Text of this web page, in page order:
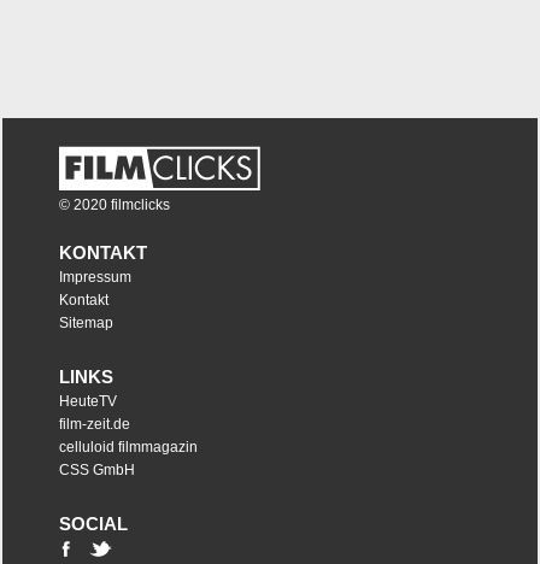
© 2020 filmclicks
KONTAKT
Impressum
Kontakt
Sitemap
LINKS
HeuteTV
film-zeit.de
celluloid filmmagazin
CSS GmbH
SOCIAL